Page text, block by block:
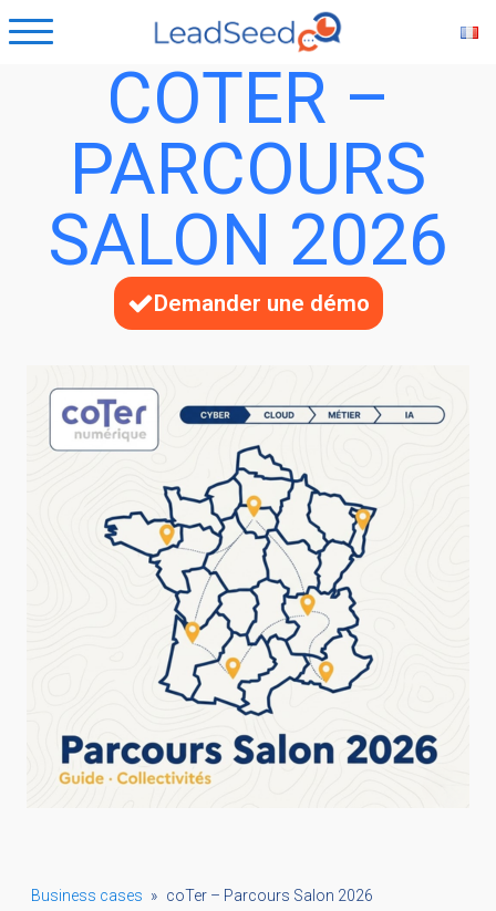
COTER –
PARCOURS
SALON 2026
Demander une démo
Business cases » coTer – Parcours Salon 2026